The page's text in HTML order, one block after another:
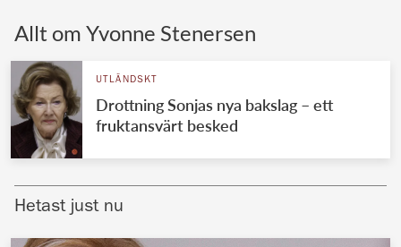
UTLÄNDSKT
VÄRLDENS KUNGAHUS
Allt om Yvonne Stenersen
UTLÄNDSKT
Drottning Sonjas nya bakslag – ett
fruktansvärt besked
Hetast just nu